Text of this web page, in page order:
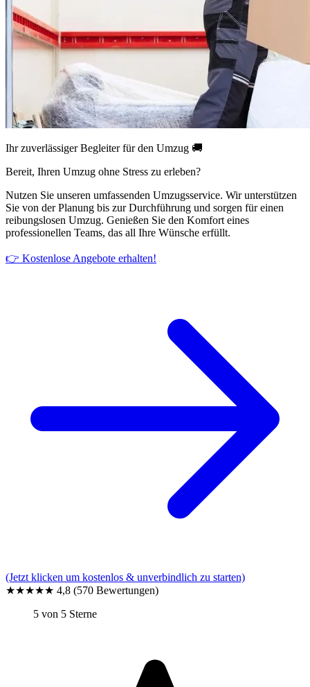
Ihr zuverlässiger Begleiter für den Umzug 🚚
Bereit, Ihren Umzug ohne Stress zu erleben?
Nutzen Sie unseren umfassenden Umzugsservice. Wir unterstützen
Sie von der Planung bis zur Durchführung und sorgen für einen
reibungslosen Umzug. Genießen Sie den Komfort eines
professionellen Teams, das all Ihre Wünsche erfüllt.
👉 Kostenlose Angebote erhalten!
(Jetzt klicken um kostenlos & unverbindlich zu starten)
★★★★★ 4,8 (570 Bewertungen)
5 von 5 Sterne